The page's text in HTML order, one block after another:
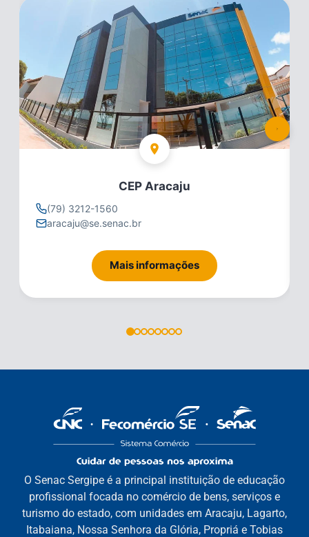
CEP Aracaju
(79) 3212-1560
aracaju@se.senac.br
Mais informações
O Senac Sergipe é a principal instituição de educação
profissional focada no comércio de bens, serviços e
turismo do estado, com unidades em Aracaju, Lagarto,
Itabaiana, Nossa Senhora da Glória, Propriá e Tobias